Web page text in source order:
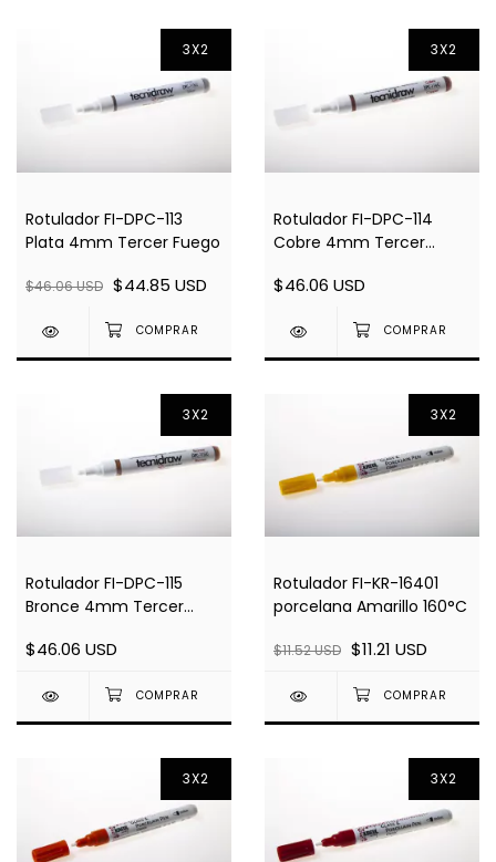
3X2
Rotulador FI-DPC-113
Plata 4mm Tercer Fuego
$46.06 USD $44.85 USD
3X2
Rotulador FI-DPC-114
Cobre 4mm Tercer
$46.06 USD
3X2
Rotulador FI-DPC-115
Bronce 4mm Tercer
$46.06 USD
3X2
Rotulador FI-KR-16401
porcelana Amarillo 160°C
$11.52 USD $11.21 USD
3X2 3X2